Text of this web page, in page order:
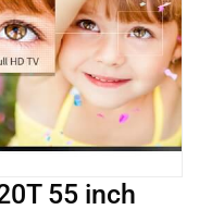
55 inch